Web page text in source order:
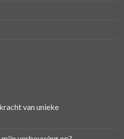
van unieke